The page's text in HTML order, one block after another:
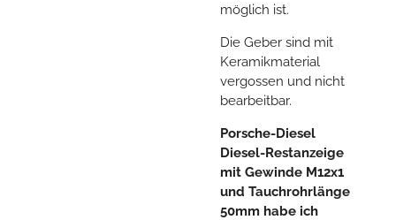
möglich ist.
Die Geber sind mit
Keramikmaterial
vergossen und nicht
bearbeitbar.
Porsche-Diesel
Diesel-Restanzeige
mit Gewinde M12x1
und Tauchrohrlänge
50mm habe ich